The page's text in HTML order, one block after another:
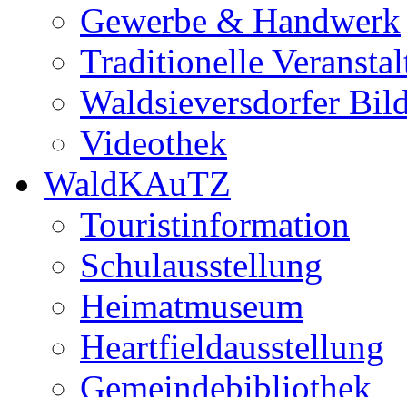
Gewerbe & Handwerk
Traditionelle
Waldsieversdorfer
Videothek
WaldKAuTZ
Touristinformation
Schulausstellung
Heimatmuseum
Heartfieldausstellung
Gemeindebibliothek